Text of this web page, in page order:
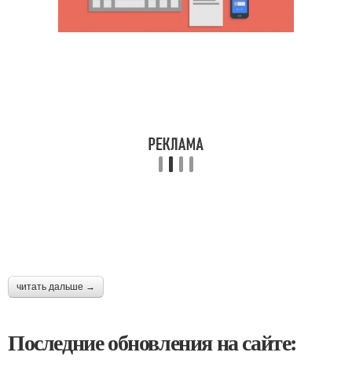
читать дальше →
Последние обновления на сайте: